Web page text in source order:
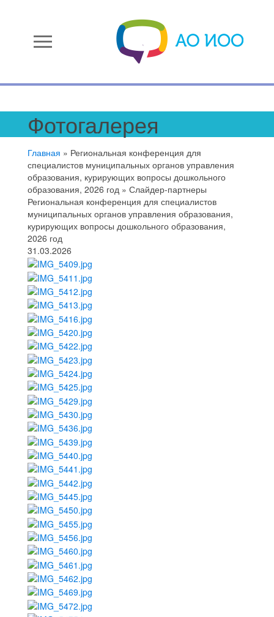
menu
Фотогалерея
Главная » Региональная конференция для
специалистов муниципальных органов управления
образования, курирующих вопросы дошкольного
образования, 2026 год » Слайдер-партнеры
Региональная конференция для специалистов
муниципальных органов управления образования,
курирующих вопросы дошкольного образования,
2026 год
31.03.2026